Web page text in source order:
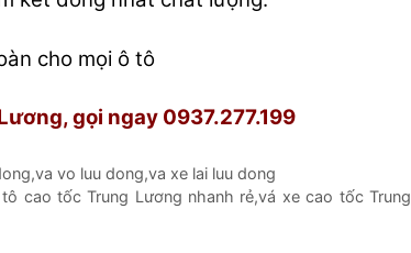
cho mọi ô tô
gọi ngay 0937.277.199
,va vo luu dong,va xe lai luu dong
cao tốc Trung Lương nhanh rẻ,vá xe cao tốc Trung